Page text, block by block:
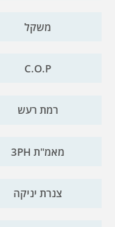
משקל
C.O.P
רמת רעש
מאמ"ת 3PH
צנרת יניקה